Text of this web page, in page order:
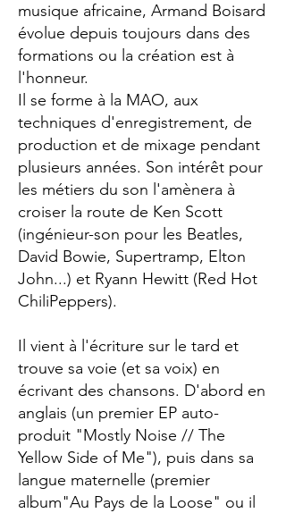
musique africaine, Armand Boisard
évolue depuis toujours dans des
formations ou la création est à
l'honneur.
Il se forme à la MAO, aux
techniques d'enregistrement, de
production et de mixage pendant
plusieurs années. Son intérêt pour
les métiers du son l'amènera à
croiser la route de Ken Scott
(ingénieur-son pour les Beatles,
David Bowie, Supertramp, Elton
John...) et Ryann Hewitt (Red Hot
ChiliPeppers).
Il vient à l'écriture sur le tard et
trouve sa voie (et sa voix) en
écrivant des chansons. D'abord en
anglais (un premier EP auto-
produit "Mostly Noise // The
Yellow Side of Me"), puis dans sa
langue maternelle (premier
album"Au Pays de la Loose" ou il